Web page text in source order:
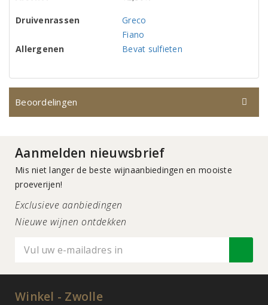
Druivenrassen
Greco
Fiano
Allergenen
Bevat sulfieten
Beoordelingen
Aanmelden nieuwsbrief
Mis niet langer de beste wijnaanbiedingen en mooiste
proeverijen!
Exclusieve aanbiedingen
Nieuwe wijnen ontdekken
Winkel - Zwolle